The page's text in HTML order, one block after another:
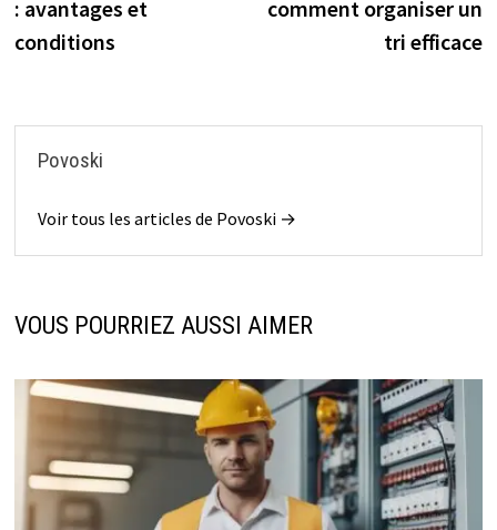
l’article
: avantages et
conditions
comment organiser un
tri efficace
Povoski
Voir tous les articles de Povoski →
VOUS POURRIEZ AUSSI AIMER